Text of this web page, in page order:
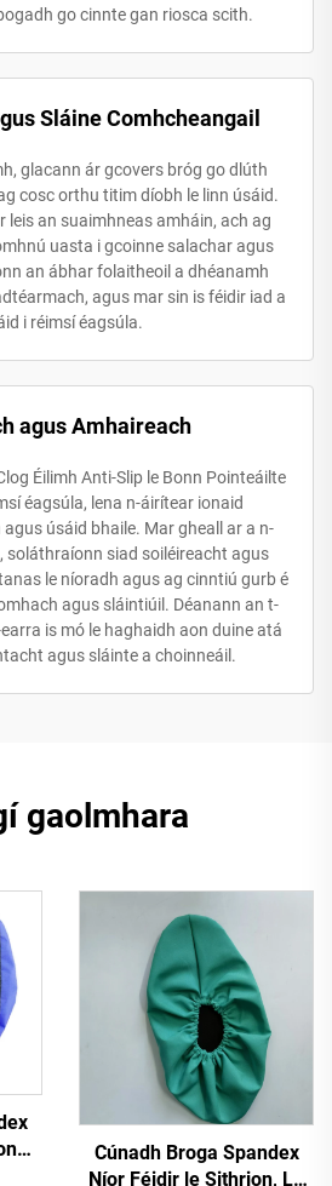
go cinnte gan riosca scith.
Sláine Comhcheangail
glacann ár gcovers bróg go dlúth
cosc orthu titim díobh le linn úsáid.
leis an suaimhneas amháin, ach ag
uasta i gcoinne salachar agus
an ábhar folaitheoil a dhéanamh
agus mar sin is féidir iad a
i réimsí éagsúla.
agus Amhaireach
Éilimh Anti-Slip le Bonn Pointeáilte
éagsúla, lena n-áirítear ionaid
úsáid bhaile. Mar gheall ar a n-
soláthraíonn siad soiléireacht agus
le níoradh agus ag cinntiú gurb é
agus sláintiúil. Déanann an t-
is mó le haghaidh aon duine atá
agus sláinte a choinneáil.
gaolmhara
Cúnadh Broga Spandex
Níor Féidir le Sithrion, Le